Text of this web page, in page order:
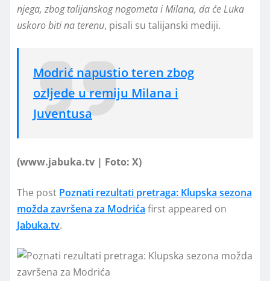
njega, zbog talijanskog nogometa i Milana, da će Luka
uskoro biti na terenu, pisali su talijanski mediji.
Modrić napustio teren zbog
ozljede u remiju Milana i
Juventusa
(www.jabuka.tv | Foto: X)
The post Poznati rezultati pretraga: Klupska sezona
možda završena za Modrića first appeared on
Jabuka.tv.